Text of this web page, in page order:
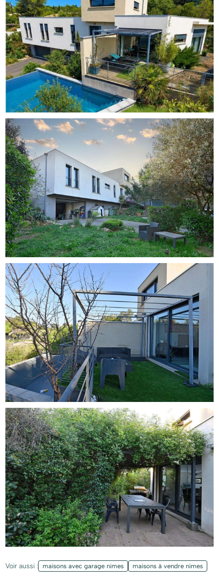
Voir aussi : maisons avec garage nimes maisons à vendre nimes